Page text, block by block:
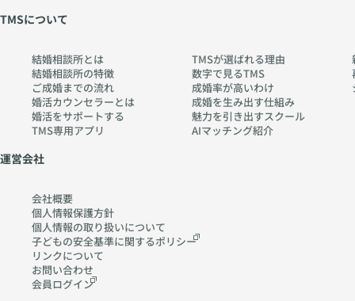
TMSについて
結婚相談所とは
結婚相談所の特徴
ご成婚までの流れ
婚活カウンセラーとは
婚活をサポートする
TMS専用アプリ
TMSが選ばれる理由
数字で見るTMS
成婚率が高いわけ
成婚を生み出す仕組み
魅力を引き出すスクール
AIマッチング紹介
運営会社
会社概要
個人情報保護方針
個人情報の取り扱いについて
子どもの安全基準に関するポリシー
リンクについて
お問い合わせ
会員ログイン